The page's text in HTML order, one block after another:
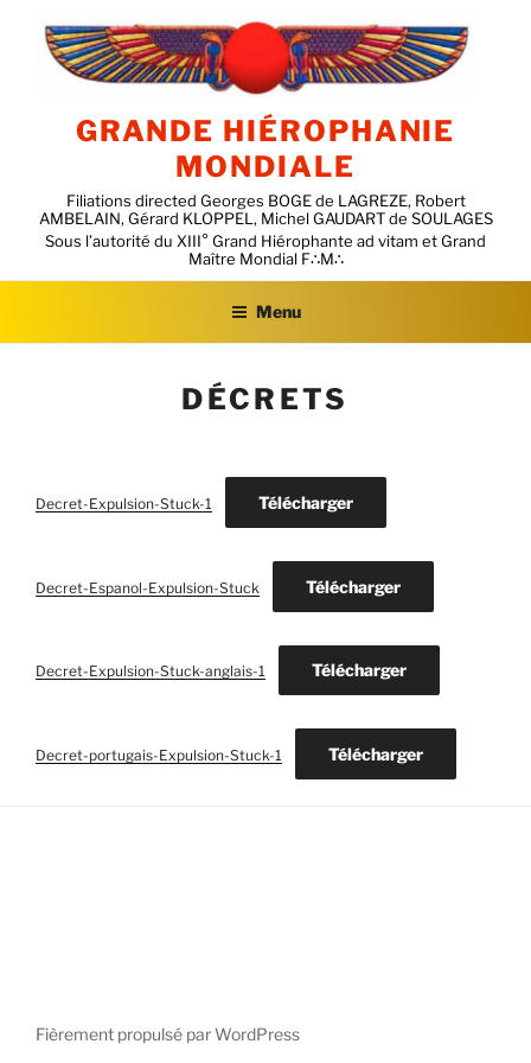
contenu
GRANDE HIÉROPHANIE
MONDIALE
Filiations directed Georges BOGE de LAGREZE, Robert
AMBELAIN, Gérard KLOPPEL, Michel GAUDART de SOULAGES
Menu
DÉCRETS
Decret-Expulsion-Stuck-1 Télécharger
Decret-Espanol-Expulsion-Stuck Télécharger
Decret-Expulsion-Stuck-anglais-1 Télécharger
Decret-portugais-Expulsion-Stuck-1 Télécharger
Fièrement propulsé par WordPress